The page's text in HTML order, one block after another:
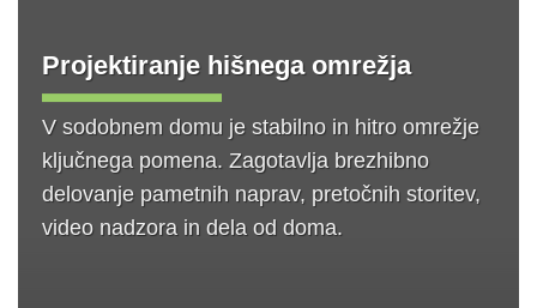
Projektiranje hišnega omrežja
V sodobnem domu je stabilno in hitro omrežje
ključnega pomena. Zagotavlja brezhibno
delovanje pametnih naprav, pretočnih storitev,
video nadzora in dela od doma.